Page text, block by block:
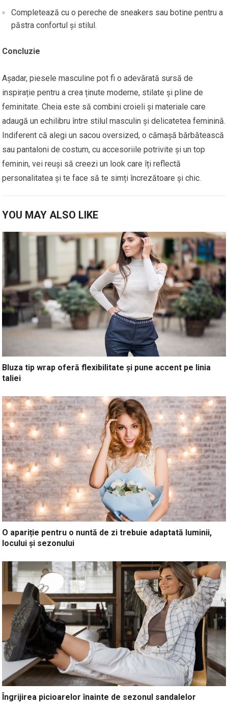
Completează cu o pereche de sneakers sau botine pentru a
păstra confortul și stilul.
Concluzie
Așadar, piesele masculine pot fi o adevărată sursă de
inspirație pentru a crea ținute moderne, stilate și pline de
feminitate. Cheia este să combini croieli și materiale care
adaugă un echilibru între stilul masculin și delicatetea feminină.
Indiferent că alegi un sacou oversized, o cămașă bărbătească
sau pantaloni de costum, cu accesoriile potrivite și un top
feminin, vei reuși să creezi un look care îți reflectă
personalitatea și te face să te simți încrezătoare și chic.
YOU MAY ALSO LIKE
Bluza tip wrap oferă flexibilitate și pune accent pe linia
taliei
O apariție pentru o nuntă de zi trebuie adaptată luminii,
locului și sezonului
Îngrijirea picioarelor înainte de sezonul sandalelor